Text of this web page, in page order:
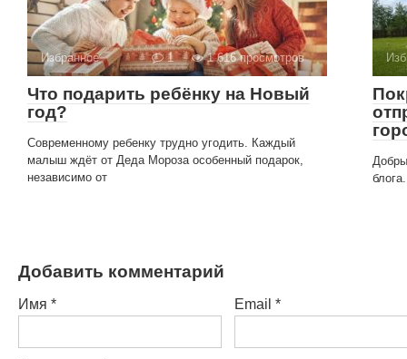
Избранное 1 1 616 просмотров
Что подарить ребёнку на Новый
год?
Современному ребенку трудно угодить. Каждый
малыш ждёт от Деда Мороза особенный подарок,
независимо от
Добавить комментарий
Имя * Email *